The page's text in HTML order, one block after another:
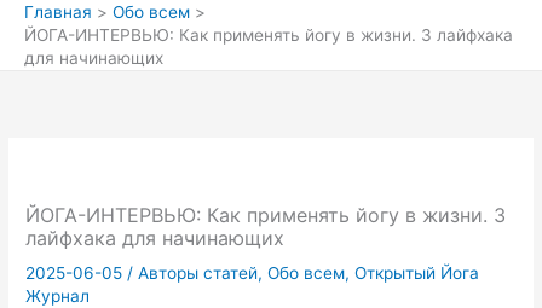
Главная
Обо всем
ЙОГА-ИНТЕРВЬЮ: Как применять йогу в жизни. 3 лайфхака
для начинающих
ЙОГА-ИНТЕРВЬЮ: Как применять йогу в жизни. 3
лайфхака для начинающих
2025-06-05 /Авторы статей,Обо всем,Открытый Йога
Журнал